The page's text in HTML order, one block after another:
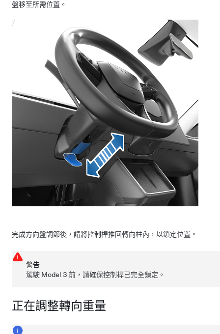
盤移至所需位置。
完成方向盤調節後，請將控制桿推回轉向柱內，以鎖定位置。
警告
駕駛 Model 3 前，請確保控制桿已完全鎖定。
正在調整轉向重量